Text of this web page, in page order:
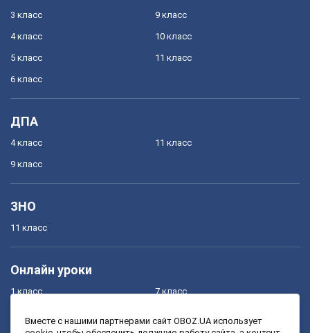
3 класс
4 класс
5 класс
6 класс
9 класс
10 класс
11 класс
ДПА
4 класс
9 класс
11 класс
ЗНО
11 класс
Онлайн уроки
1 класс 7 класс
Вместе с нашими партнерами сайт OBOZ.UA использует